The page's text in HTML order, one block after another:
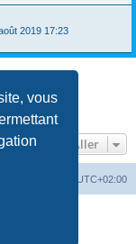
vous
2019 17:23
Aller
UTC+02:00
Limited